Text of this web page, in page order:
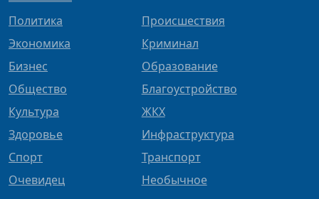
Политика
Экономика
Бизнес
Общество
Культура
Здоровье
Спорт
Очевидец
Происшествия
Криминал
Образование
Благоустройство
ЖКХ
Инфраструктура
Транспорт
Необычное